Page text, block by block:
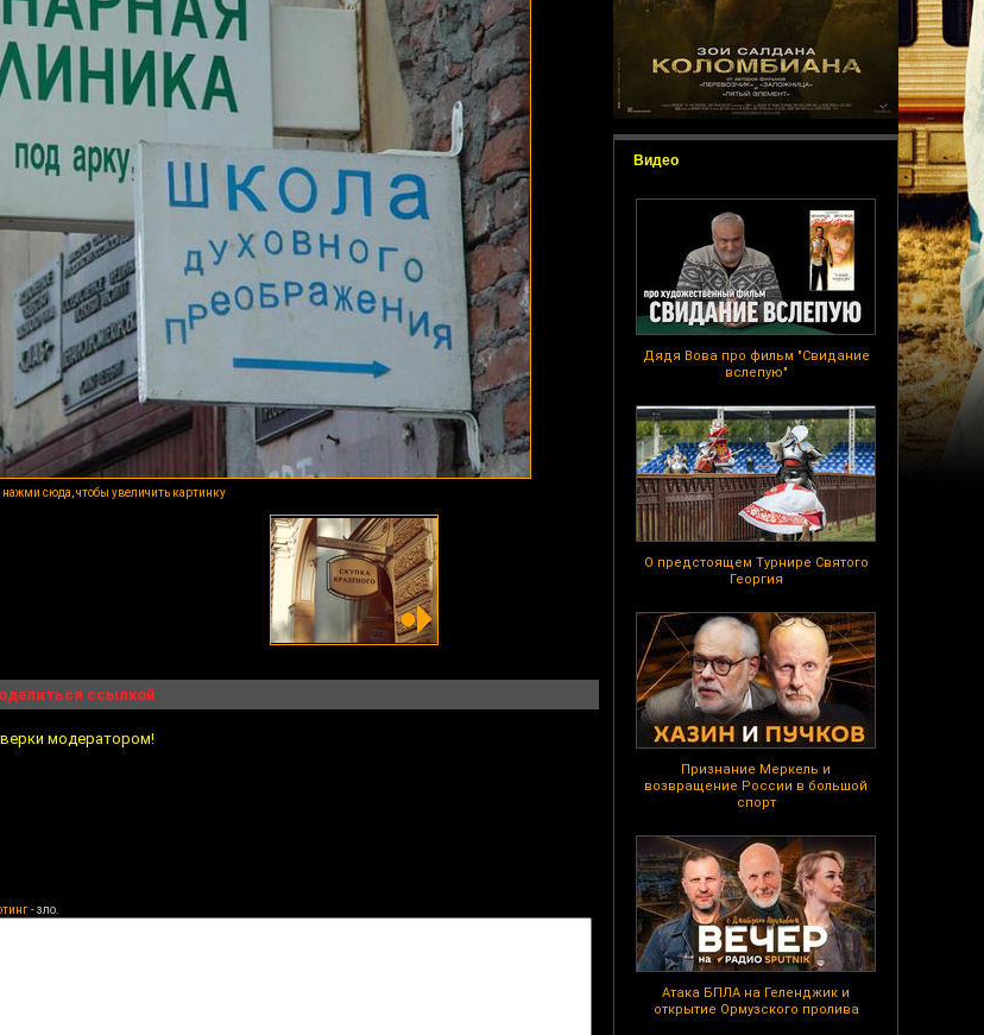
Видео
Дядя Вова про фильм "Свидание
вслепую"
О предстоящем Турнире Святого
Георгия
Признание Меркель и
возвращение России в большой
спорт
Атака БПЛА на Геленджик и
открытие Ормузского пролива
нажми сюда, чтобы увеличить картинку
ссылкой
модератором!
- зло.